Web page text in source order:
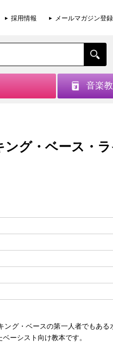
採用情報 メールマガジン登録
音楽教
グ・ベース・
ング・ベースの第一人者でもある
ーシスト向け教本です。